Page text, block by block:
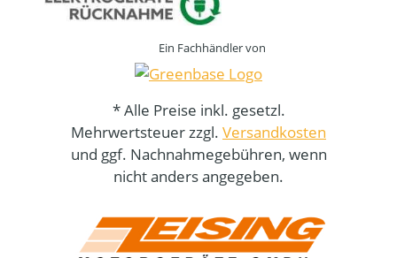
Ein Fachhändler von
* Alle Preise inkl. gesetzl.
Mehrwertsteuer zzgl. Versandkosten
und ggf. Nachnahmegebühren, wenn
nicht anders angegeben.